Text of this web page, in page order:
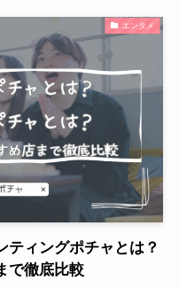
エンタメ
ティングポチャとは？
で徹底比較